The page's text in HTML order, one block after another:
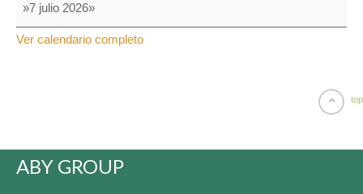
Quincena
»7 julio 2026»
Ver calendario completo
top
ABY GROUP